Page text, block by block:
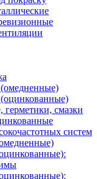
смазки
систем